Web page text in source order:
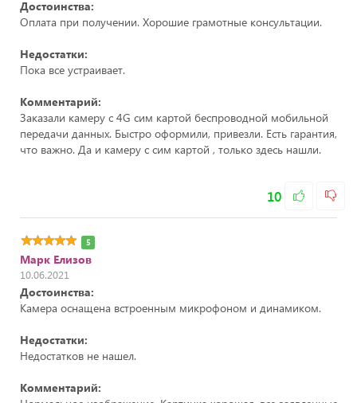
Достоинства:
Оплата при получении. Хорошие грамотные консультации.
Недостатки:
Пока все устраивает.
Комментарий:
Заказали камеру с 4G сим картой беспроводной мобильной
передачи данных. Быстро оформили, привезли. Есть гарантия,
что важно. Да и камеру с сим картой , только здесь нашли.
10
5
Марк Елизов
10.06.2021
Достоинства:
Камера оснащена встроенным микрофоном и динамиком.
Недостатки:
Недостатков не нашел.
Комментарий: